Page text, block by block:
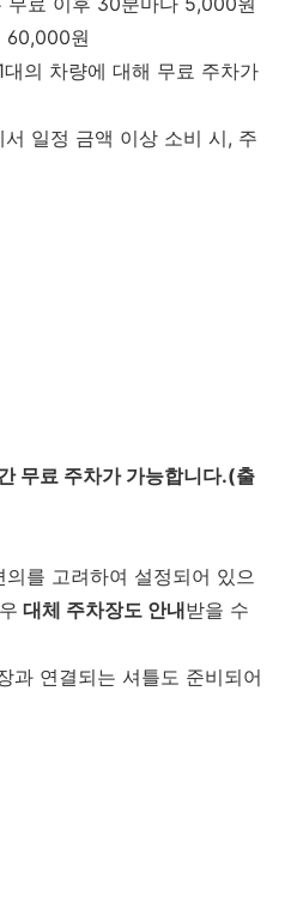
60,000원
의 차량에 대해 무료 주차가
일정 금액 이상 소비 시, 주
무료 주차가 가능합니다.(출
를 고려하여 설정되어 있으
대체 주차장도 안내받을 수
과 연결되는 셔틀도 준비되어